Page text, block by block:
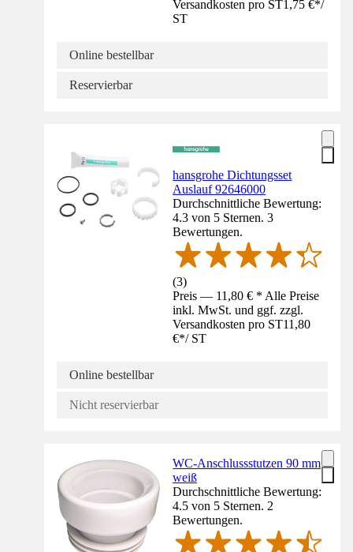
Versandkosten pro ST1,75 €*/
ST
Online bestellbar
Reservierbar
hansgrohe Dichtungsset
Auslauf 92646000
Durchschnittliche Bewertung:
4.3 von 5 Sternen. 3
Bewertungen.
(3)
Preis — 11,80 € * Alle Preise
inkl. MwSt. und ggf. zzgl.
Versandkosten pro ST11,80
€*/ ST
Online bestellbar
Nicht reservierbar
WC-Anschlussstutzen 90 mm
weiß
Durchschnittliche Bewertung:
4.5 von 5 Sternen. 2
Bewertungen.